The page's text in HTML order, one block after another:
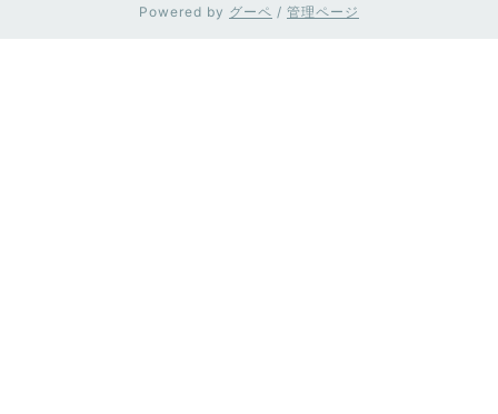
Powered by グーペ / 管理ページ